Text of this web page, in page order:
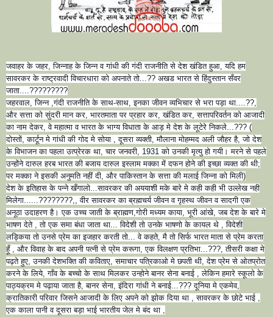
जवाहर के जहर, जिन्नाह के जिन्न व गांधी की गंदी राजनीति से देश खंडित हुआ, यदि हम
सावरकर के राष्ट्रवादी विचारधारा को अपनाते तो...?? अखड भारत से हिंदुस्तान सँवर
जाता....?????????
जहरवाल, जिन्न ,गंदी राजनीति के साथ-साथ, इनका जीवन व्यभिचार से भरा पड़ा था....??,
और सत्ता को सुंदरी मान कर, भारतमाता पर प्रहार कर, खंडित कर, सत्तापरिवर्तन को आजादी
का नाम देकर, वे महात्मा व भारत के भाग्य विधाता के आड़ मे देश के लूटेरे निकले...??? (
दोस्तों, कार्टून मे गांधी की गोद मे सोया , दूसरा व्यक्ती, मौलाना मोहम्मद अली जौहर है, जो देश
के विभाजन का पहला उत्प्रेरक था, चार जनवरी, 1931 को उनकी मृत्यु हो गयी। मरने से पहले
उन्होंने दारुल हरब भारत की बजाय दारुल इस्लाम मक्का में दफन होने की इच्छा व्यक्त की थी;
पर मक्का ने इसकी अनुमति नहीं दी, और पाकिस्तान के सत्ता की मलाई जिन्ना को मिली)
देश के इतिहास के पन्ने खँगालो...सावरकर की अययाशी मके बारे मे कही कही भी उल्लेख नही
मिलेगा......????????,, वीर सावरकर का ब्रह्मचर्य जीवन व गृहस्थ जीवन व सादगी एक
अनूठा उदाहरण है। एक उच्च जाती के ब्राह्मण,गोरी मध्यम काया, भूरी आंखे, जब देश के बारे मे
भाषण देते , तो एक समा बंधा जाता था... विदेशी तो उनके भाषणो के कायल थे , विदेशी
लड्किया तो उनसे प्रेम का इजहार करती तो... वे कहते, मै तो सिर्फ भारत माता से प्रेम करता
हूँ , और विवाह के बाद अपनी पत्नी से प्रेम करूगा, एक विलक्षण प्रतिभा...???, तीसरी कक्षा मे
पढ़ते हुए, उनकी देशभक्ति की कविताए, समाचार पत्रिकाओ मे छपती थी, देश प्रेम से ओतप्रोत
करने के लिये, गाँव के बच्चो के साथ मिलकर उन्होने बानर सेना बनाई , लेकिन हमारे स्कूलो के
पाठ्यक्रम मे पढ़ाया जाता है, बानर सेना, इंदिरा गांधी ने बनाई...??? दूनिया मे एकमेव,
क्रातिकारी परिवार जिसने आजादी के लिए अपने को झोक दिया था , सावरकर के छोटे भाई ,
एक काला पानी व दूसरा बड़ा भाई भारतीय जेल मे बंद था ,